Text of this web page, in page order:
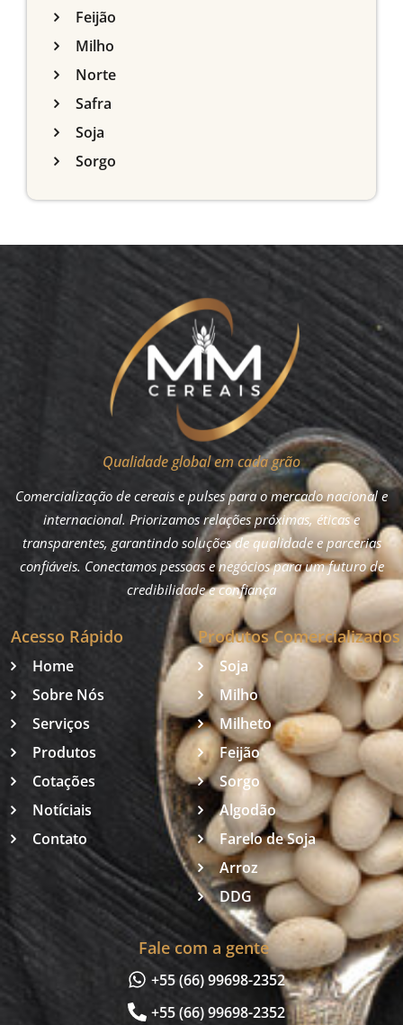
Feijão
Milho
Norte
Safra
Soja
Sorgo
Qualidade global em cada grão
Comercialização de cereais e pulses para o mercado nacional e
internacional. Priorizamos relações próximas, éticas e
transparentes, garantindo soluções de qualidade e parcerias
confiáveis. Conectamos pessoas e negócios para um futuro de
credibilidade e confiança
Acesso Rápido
Home
Sobre Nós
Serviços
Produtos
Cotações
Notíciais
Contato
Produtos Comercializados
Soja
Milho
Milheto
Feijão
Sorgo
Algodão
Farelo de Soja
Arroz
DDG
Fale com a gente
+55 (66) 99698-2352
+55 (66) 99698-2352